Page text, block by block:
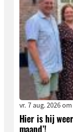
vr. 7 aug. 2026
Hier is hij
maand’!